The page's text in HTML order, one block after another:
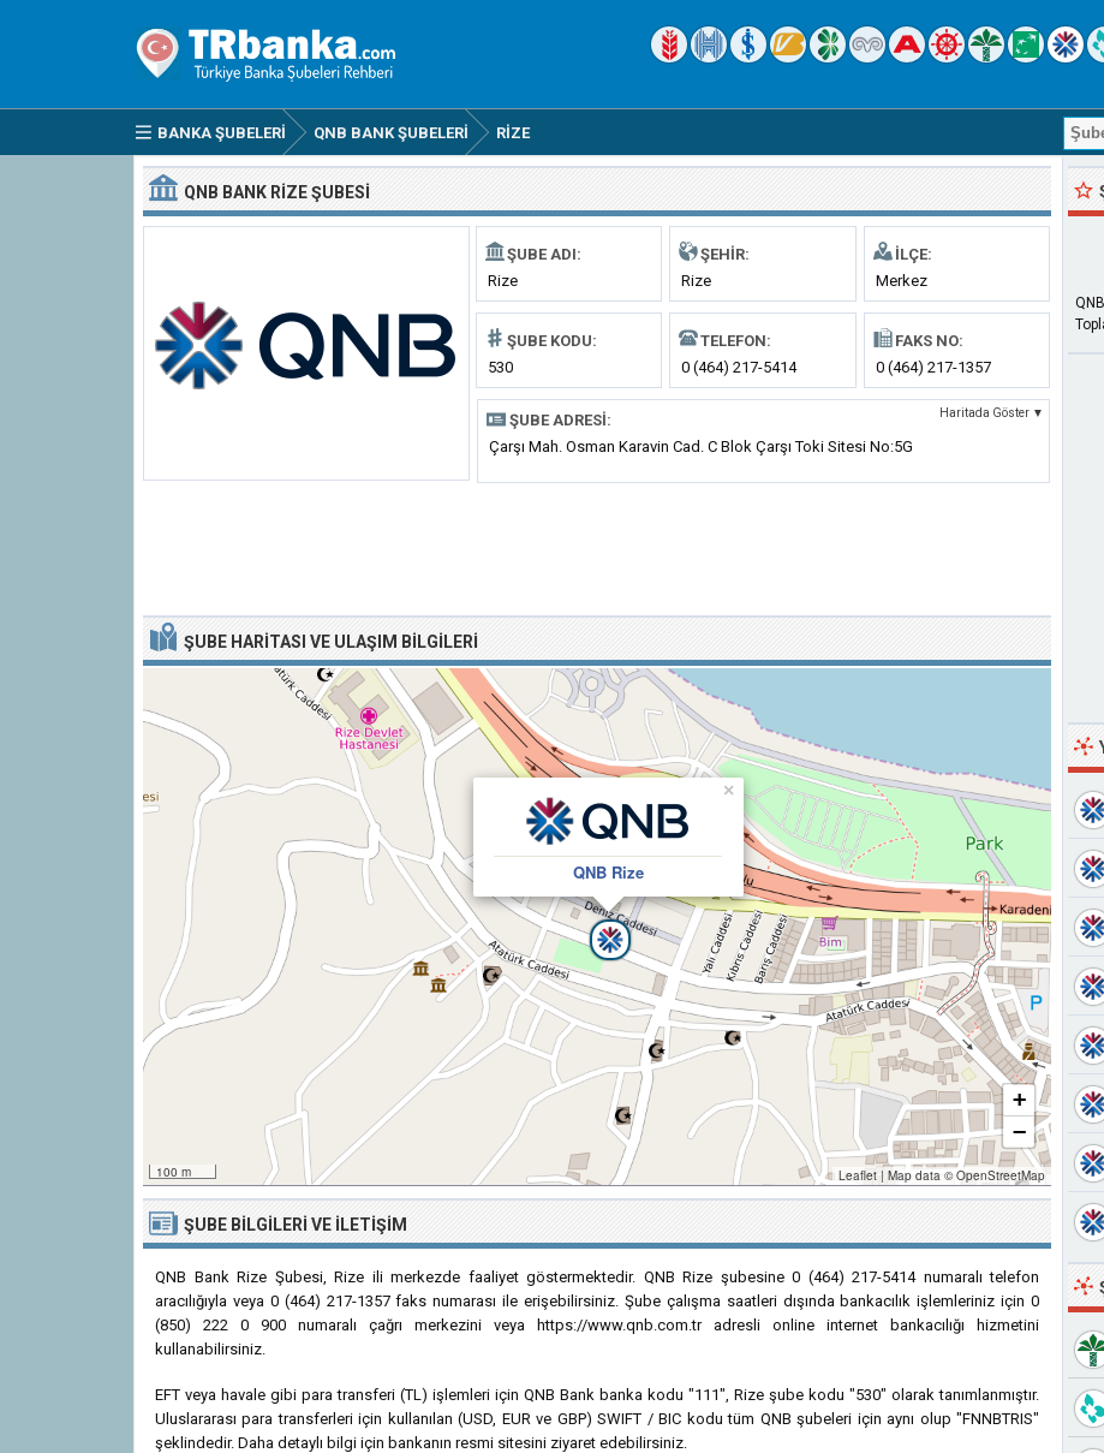
BANKA ŞUBELERI QNB BANK ŞUBELERI RIZE
QNB BANK RIZE ŞUBESI
ŞUBE ADI:
Rize
ŞEHIR:
Rize
İLÇE:
Merkez
ŞUBE KODU:
530
TELEFON:
0 (464) 217-5414
FAKS NO:
0 (464) 217-1357
ŞUBE ADRESI: Haritada Göster ▼
Çarşı Mah. Osman Karavin Cad. C Blok Çarşı Toki Sitesi No:5G
ŞUBE HARITASI VE ULAŞIM BILGILERI
QNB Rize
×
100 m
+
−
Leaflet | Map data ©OpenStreetMap
ŞUBE BILGILERI VE İLETIŞIM
QNB Bank Rize Şubesi, Rize ili merkezde faaliyet göstermektedir. QNB Rize şubesine 0 (464) 217-5414 numaralı telefon
aracılığıyla veya 0 (464) 217-1357 faks numarası ile erişebilirsiniz. Şube çalışma saatleri dışında bankacılık işlemleriniz için 0
(850) 222 0 900 numaralı çağrı merkezini veya https://www.qnb.com.tr adresli online internet bankacılığı hizmetini
kullanabilirsiniz.
EFT veya havale gibi para transferi (TL) işlemleri için QNB Bank banka kodu "111", Rize şube kodu "530" olarak tanımlanmıştır.
Uluslararası para transferleri için kullanılan (USD, EUR ve GBP) SWIFT / BIC kodu tüm QNB şubeleri için aynı olup "FNNBTRIS"
şeklindedir. Daha detaylı bilgi için bankanın resmi sitesini ziyaret edebilirsiniz.